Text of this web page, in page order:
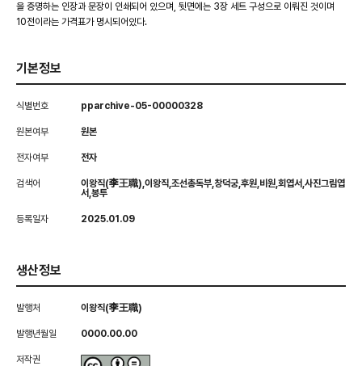
을 증명하는 인장과 문장이 인쇄되어 있으며, 뒷면에는 3장 세트 구성으로 이뤄진 것이며
10전이라는 가격표가 명시되어있다.
기본정보
식별번호 pparchive-05-00000328
원본여부 원본
전자여부 전자
검색어
이왕직(李王職),이왕직,조선총독부,창덕궁,후원,비원,회엽서,사진그림엽
서,봉투
등록일자 2025.01.09
생산정보
발행처 이왕직(李王職)
발행년월일 0000.00.00
저작권